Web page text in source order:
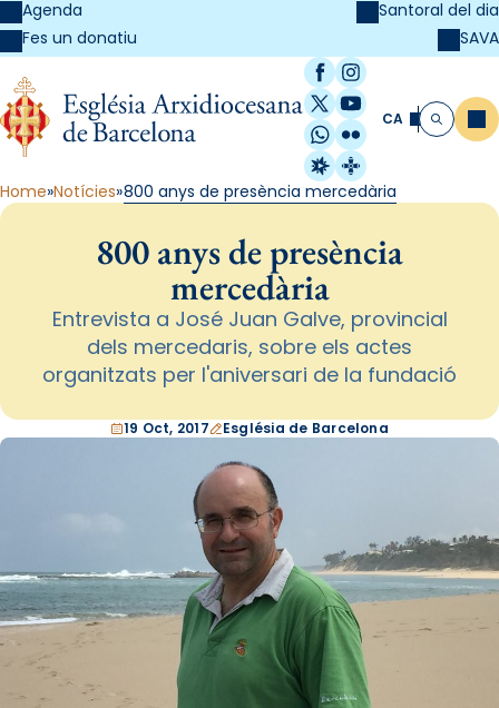
Agenda
Fes un donatiu
Santoral del dia
SAVA
Facebook
Instagram
X / Twitter
YouTube
WhatsApp
Flickr
Radio Estel
Catalunya
CA Cerca
Home Notícies 800 anys de presència mercedària
800 anys de presència
mercedària
Entrevista a José Juan Galve, provincial
dels mercedaris, sobre els actes
organitzats per l'aniversari de la fundació
19 Oct, 2017 Església de Barcelona